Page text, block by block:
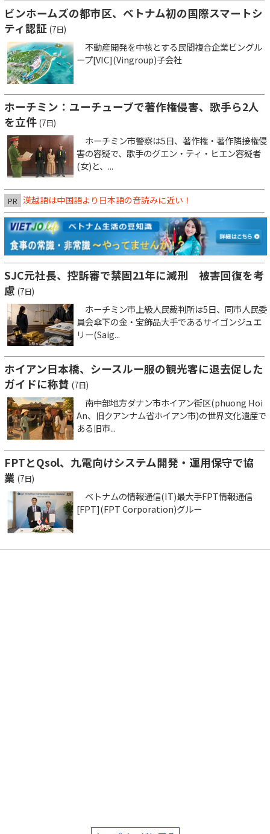
ビンホームズの都市区、ベトナム初の国際スマートシ
ティ認証 (7日)
不動産開発を中核とする民間複合企業ビングル
ープ[VIC](Vingroup)子会社
ホーチミン：ユーチューブで著作権侵害、歌手ら2人
を立件 (7日)
ホーチミン市警察は5日、著作権・著作隣接権侵
害の容疑で、歌手のグエン・ティ・ヒエン容疑者
(女)と、...
PR 漢越語は中国語より日本語の音読みに近い！
SJC元社長、控訴審で禁固21年に減刑 被害回復を考
慮 (7日)
ホーチミン市上級人民裁判所は5日、同市人民委
員会傘下の金・宝飾品大手であるサイゴンジュエ
リー(Saig...
ホイアン日本橋、シースルー服の観光客に退去促した
ガイドに称賛 (7日)
南中部地方ダナン市ホイアン街区(phuong Hoi
An、旧クアンナム省ホイアン市)の世界文化遺産で
ある旧市...
FPTとQsol、九電向けシステム開発・運用保守で協
業 (7日)
ベトナムの情報通信(IT)最大手FPT情報通信
[FPT](FPT Corporation)グルー